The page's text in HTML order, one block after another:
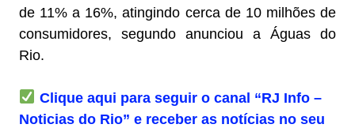
de 11% a 16%, atingindo cerca de 10 milhões de
consumidores, segundo anunciou a Águas do
Rio.
Clique aqui para seguir o canal “RJ Info –
Noticias do Rio” e receber as notícias no seu